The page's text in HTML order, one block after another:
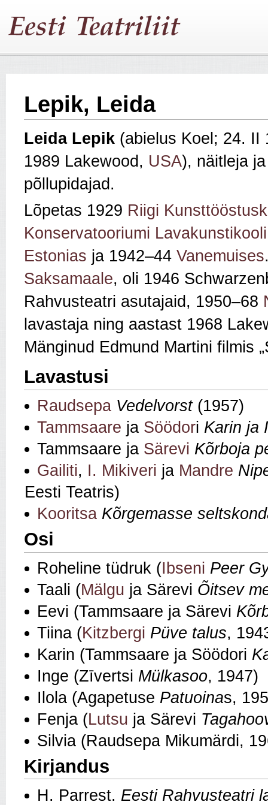
Lepik, Leida
Leida Lepik (abielus Koel; 24. II
1989 Lakewood, USA), näitleja
põllupidajad.
Lõpetas 1929 Riigi
Konservatooriumi Lavakunstikooli
Estonias ja 1942–44 Vanemuises
Saksamaale, oli 1946
Rahvusteatri asutajaid, 1950–68
lavastaja ning aastast 1968
Mänginud Edmund Martini filmis „
Lavastusi
Raudsepa Vedelvorst(1957)
Tammsaare ja Söödori Karin ja
Tammsaare ja Särevi Kõrboja
Gailiti, I. Mikiveri ja Mandre
Eesti Teatris)
Kooritsa Kõrgemasse
Osi
Roheline tüdruk (Ibseni Peer
Taali (Mälgu ja Särevi Õitsev
Eevi (Tammsaare ja Särevi
Tiina (Kitzbergi Püve talus,
Karin (Tammsaare ja Söödori
Inge (Zīvertsi Mülkasoo, 1947)
Ilola (Agapetuse Patuoinas,
Fenja (Lutsu ja Särevi
Silvia (Raudsepa Mikumärdi,
Kirjandus
H. Parrest. Eesti Rahvusteatri